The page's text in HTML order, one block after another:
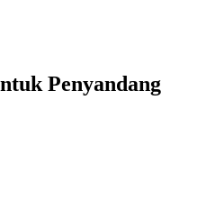
Penyandang